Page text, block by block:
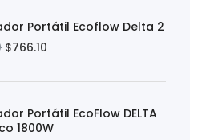
Portátil Ecoflow Delta 2
$766.10
Portátil EcoFlow DELTA
1800W